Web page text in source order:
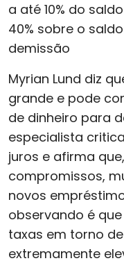
a até 10% do
40% sobre o
demissão
Myrian Lund diz
grande e pode
de dinheiro para
especialista
juros e afirma
compromissos,
novos
observando é
taxas em torno
extremamente